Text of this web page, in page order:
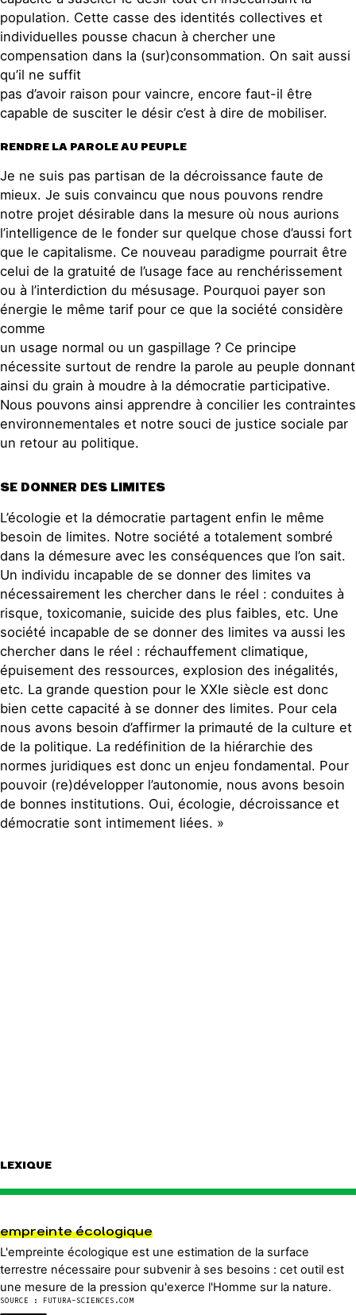
population. Cette casse des identités collectives et
individuelles pousse chacun à chercher une
compensation dans la (sur)consommation. On sait aussi
qu’il ne suffit
pas d’avoir raison pour vaincre, encore faut-il être
capable de susciter le désir c’est à dire de mobiliser.
RENDRE LA PAROLE AU PEUPLE
Je ne suis pas partisan de la décroissance faute de
mieux. Je suis convaincu que nous pouvons rendre
notre projet désirable dans la mesure où nous aurions
l’intelligence de le fonder sur quelque chose d’aussi fort
que le capitalisme. Ce nouveau paradigme pourrait être
celui de la gratuité de l’usage face au renchérissement
ou à l’interdiction du mésusage. Pourquoi payer son
énergie le même tarif pour ce que la société considère
comme
un usage normal ou un gaspillage ? Ce principe
nécessite surtout de rendre la parole au peuple donnant
ainsi du grain à moudre à la démocratie participative.
Nous pouvons ainsi apprendre à concilier les contraintes
environnementales et notre souci de justice sociale par
un retour au politique.
SE DONNER DES LIMITES
L’écologie et la démocratie partagent enfin le même
besoin de limites. Notre société a totalement sombré
dans la démesure avec les conséquences que l’on sait.
Un individu incapable de se donner des limites va
nécessairement les chercher dans le réel : conduites à
risque, toxicomanie, suicide des plus faibles, etc. Une
société incapable de se donner des limites va aussi les
chercher dans le réel : réchauffement climatique,
épuisement des ressources, explosion des inégalités,
etc. La grande question pour le XXIe siècle est donc
bien cette capacité à se donner des limites. Pour cela
nous avons besoin d’affirmer la primauté de la culture et
de la politique. La redéfinition de la hiérarchie des
normes juridiques est donc un enjeu fondamental. Pour
pouvoir (re)développer l’autonomie, nous avons besoin
de bonnes institutions. Oui, écologie, décroissance et
démocratie sont intimement liées. »
LEXIQUE
empreinte écologique
L'empreinte écologique est une estimation de la surface
terrestre nécessaire pour subvenir à ses besoins : cet outil est
une mesure de la pression qu'exerce l'Homme sur la nature.
SOURCE : FUTURA-SCIENCES.COM